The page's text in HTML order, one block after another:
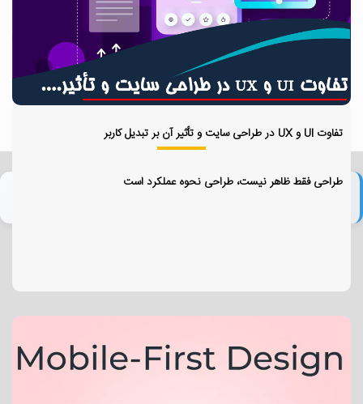
تفاوت UI و UX در طراحی سایت و تأثیر آن بر تبدیل کاربر
طراحی فقط ظاهر نیست، طراحی نحوه عملکرد است